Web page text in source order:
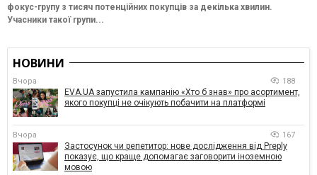
фокус-групу з тисяч потенційних покупців за декілька хвилин.
Учасники такої групи...
НОВИНИ
Вчора 188
EVA.UA запустила кампанію «Хто б знав» про асортимент,
якого покупці не очікують побачити на платформі
Вчора 167
Застосунок чи репетитор: нове дослідження від Preply
показує, що краще допомагає заговорити іноземною
мовою